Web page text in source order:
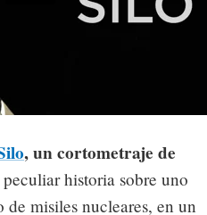
, un cortometraje de
historia sobre uno
misiles nucleares, en un